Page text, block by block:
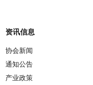
资讯信息
协会新闻
通知公告
产业政策